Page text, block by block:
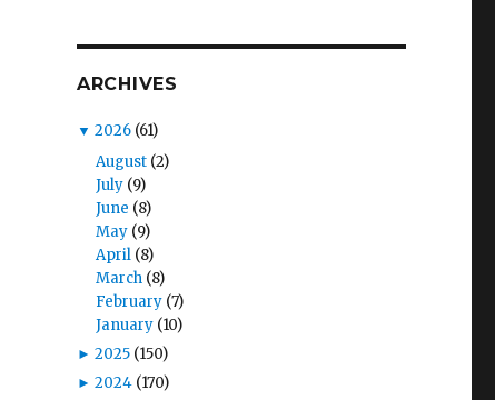
ARCHIVES
▼ 2026 (61)
August (2)
July (9)
June (8)
May (9)
April (8)
March (8)
February (7)
January (10)
► 2025 (150)
► 2024 (170)